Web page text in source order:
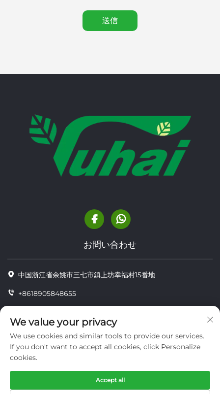
送信
お問い合わせ
中国浙江省余姚市三七市鎮上坊幸福村15番地
+8618905848655
[email protected]
TECHNOLOGY CO.,LTD.
プライバシー
We value your privacy
We use cookies and similar tools to provide our services.
If you don't want to accept all cookies, click Personalize
cookies.
Accept all